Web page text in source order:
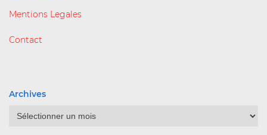
Mentions Legales
Contact
Archives
Archives